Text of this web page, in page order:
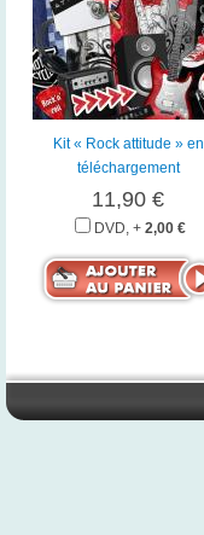
Kit « Rock attitude » en
téléchargement
11,90 €
DVD, + 2,00 €